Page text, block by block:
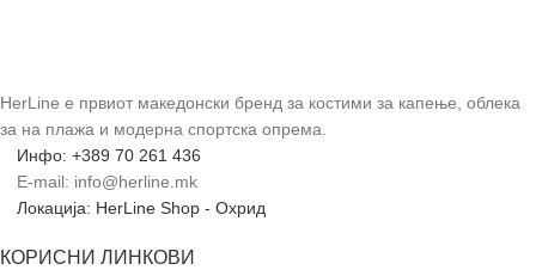
HerLine е првиот македонски бренд за костими за капење, облека
за на плажа и модерна спортска опрема.
Инфо: +389 70 261 436
E-mail: info@herline.mk
Локација: HerLine Shop - Охрид
КОРИСНИ ЛИНКОВИ